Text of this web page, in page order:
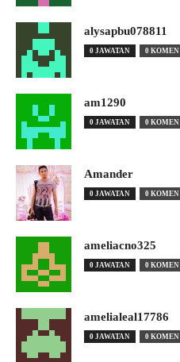
alysapbu078811
0 JAWATAN 0 KOMEN
am1290
0 JAWATAN 0 KOMEN
Amander
0 JAWATAN 0 KOMEN
ameliacno325
0 JAWATAN 0 KOMEN
amelialeal17786
0 JAWATAN 0 KOMEN